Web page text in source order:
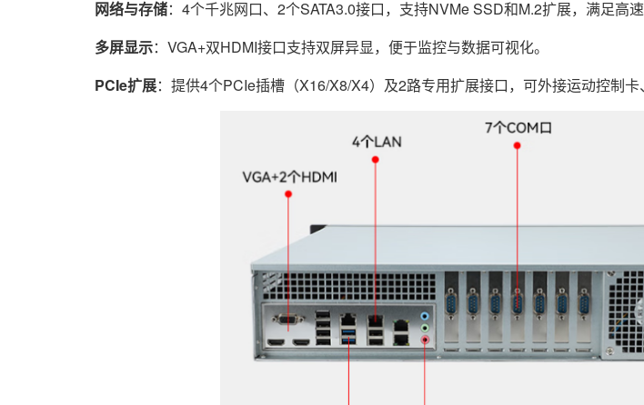
网络与存储：4个千兆网口、2个SATA3.0接口，支持NVMe SSD和M.2扩展，满足高速
多屏显示：VGA+双HDMI接口支持双屏异显，便于监控与数据可视化。
PCIe扩展：提供4个PCIe插槽（X16/X8/X4）及2路专用扩展接口，可外接运动控制卡